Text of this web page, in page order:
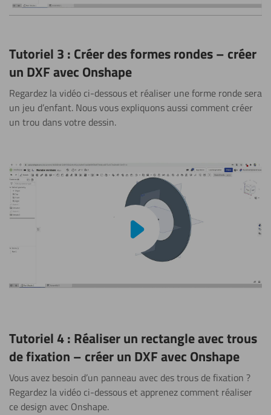
Tutoriel 3 : Créer des formes rondes – créer
un DXF avec Onshape
Regardez la vidéo ci-dessous et réaliser une forme ronde sera
un jeu d’enfant. Nous vous expliquons aussi comment créer
un trou dans votre dessin.
Lire la vidéo
Tutoriel 4 : Réaliser un rectangle avec trous
de fixation – créer un DXF avec Onshape
Vous avez besoin d’un panneau avec des trous de fixation ?
Regardez la vidéo ci-dessous et apprenez comment réaliser
ce design avec Onshape.